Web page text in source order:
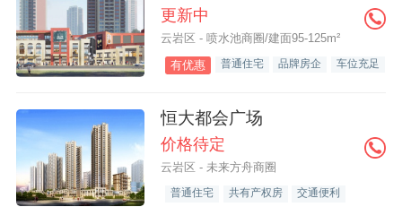
更新中
云岩区 - 喷水池商圈/建面95-125m²
有优惠 普通住宅 品牌房企 车位充足
恒大都会广场
价格待定
云岩区 - 未来方舟商圈
普通住宅 共有产权房 交通便利